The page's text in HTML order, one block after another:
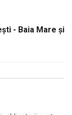
- Baia Mare şi